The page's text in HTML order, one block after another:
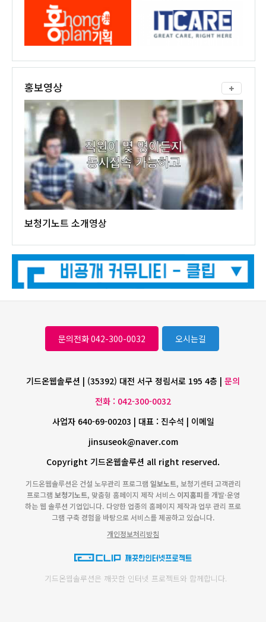
홍보영상
보청기노트 소개영상
문의전화 042-300-0032 오시는길
기드온웹솔루션 | (35392) 대전 서구 정림서로 195 4층 | 문의
전화 : 042-300-0032
사업자 640-69-00203 | 대표 : 진수석 | 이메일
jinsuseok@naver.com
Copyright 기드온웹솔루션 all right reserved.
기드온웹솔루션은 건설 노무관리 프로그램 일보노트, 보청기센터 고객관리
프로그램 보청기노트, 맞춤형 홈페이지 제작 서비스 이지홈피를 개발·운영
하는 웹 솔루션 기업입니다. 다양한 업종의 홈페이지 제작과 업무 관리 프로
그램 구축 경험을 바탕으로 서비스를 제공하고 있습니다.
개인정보처리방침
기드온웹솔루션은 깨끗한 인터넷 프로젝트와 함께합니다.